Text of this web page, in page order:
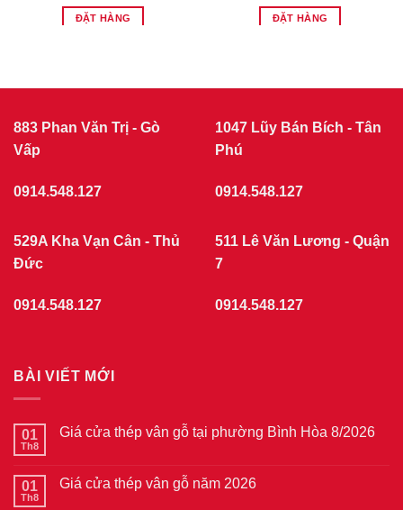
ĐẶT HÀNG ĐẶT HÀNG
883 Phan Văn Trị - Gò
Vấp
0914.548.127
1047 Lũy Bán Bích - Tân
Phú
0914.548.127
529A Kha Vạn Cân - Thủ
Đức
0914.548.127
511 Lê Văn Lương - Quận
7
0914.548.127
BÀI VIẾT MỚI
01
Th8
Giá cửa thép vân gỗ tại phường Bình Hòa 8/2026
luận
01
Th8
Giá cửa thép vân gỗ năm 2026